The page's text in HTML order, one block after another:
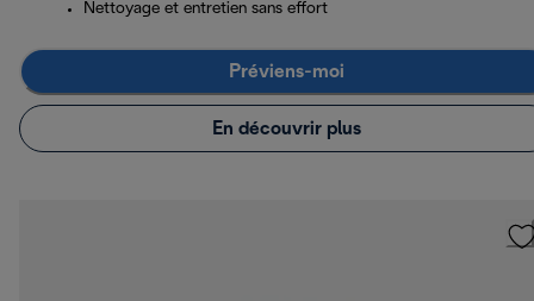
Nettoyage et entretien sans effort
Préviens-moi
En découvrir plus